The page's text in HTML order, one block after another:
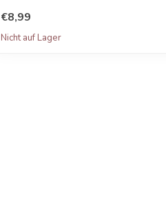
€8,99
Nicht auf Lager